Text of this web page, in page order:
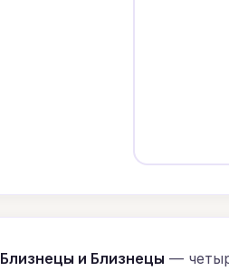
Близнецы и Близнецы —